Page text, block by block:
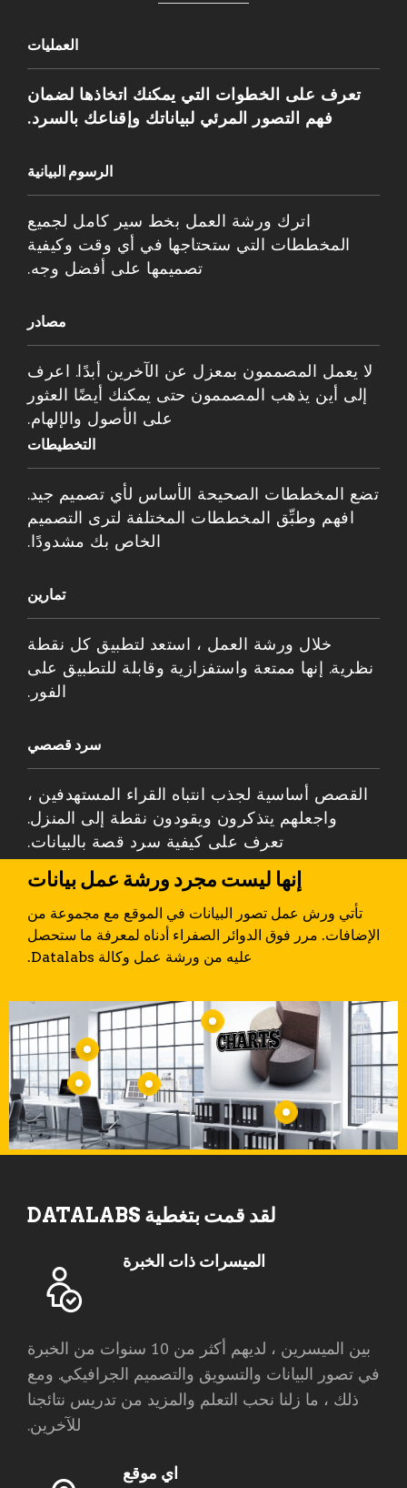
العمليات
تعرف على الخطوات التي يمكنك اتخاذها لضمان
فهم التصور المرئي لبياناتك وإقناعك بالسرد.
الرسوم البيانية
اترك ورشة العمل بخط سير كامل لجميع
المخططات التي ستحتاجها في أي وقت وكيفية
تصميمها على أفضل وجه.
مصادر
لا يعمل المصممون بمعزل عن الآخرين أبدًا. اعرف
إلى أين يذهب المصممون حتى يمكنك أيضًا العثور
على الأصول والإلهام.
التخطيطات
تضع المخططات الصحيحة الأساس لأي تصميم جيد.
افهم وطبِّق المخططات المختلفة لترى التصميم
الخاص بك مشدودًا.
تمارين
خلال ورشة العمل ، استعد لتطبيق كل نقطة
نظرية. إنها ممتعة واستفزازية وقابلة للتطبيق على
الفور.
سرد قصصي
القصص أساسية لجذب انتباه القراء المستهدفين ،
واجعلهم يتذكرون ويقودون نقطة إلى المنزل.
تعرف على كيفية سرد قصة بالبيانات.
إنها ليست مجرد ورشة عمل بيانات
تأتي ورش عمل تصور البيانات في الموقع مع مجموعة من
الإضافات. مرر فوق الدوائر الصفراء أدناه لمعرفة ما ستحصل
عليه من ورشة عمل وكالة Datalabs.
لقد قمت بتغطية DATALABS
الميسرات ذات الخبرة
بين الميسرين ، لديهم أكثر من 10 سنوات من الخبرة
في تصور البيانات والتسويق والتصميم الجرافيكي. ومع
ذلك ، ما زلنا نحب التعلم والمزيد من تدريس نتائجنا
للآخرين.
اي موقع